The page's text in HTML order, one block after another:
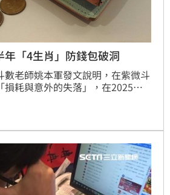
「4生肖」防錢包破洞
數老師姚本軍發文說明，在紫微斗
損耗與意外的失落」，在2025下
會是「突發狀況」等外在變故，
生肖給出建議。